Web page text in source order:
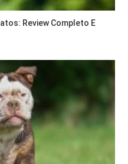
Review Completo E